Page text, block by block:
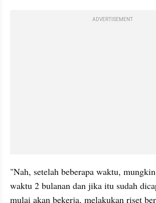
ADVERTISEMENT
"Nah, setelah beberapa waktu,
waktu 2 bulanan dan jika itu sudah
mulai akan bekerja, melakukan riset